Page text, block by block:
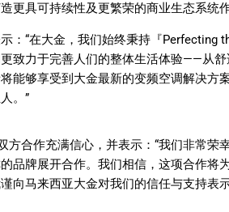
更具可持续性及更繁荣的商业生态系统作
：“在大金，我们始终秉持『Perfecting
致力于完善人们的整体生活体验——从
能够享受到大金最新的变频空调解决方
。”
方合作充满信心，并表示：“我们非常荣
品牌展开合作。我们相信，这项合作将
向马来西亚大金对我们的信任与支持表